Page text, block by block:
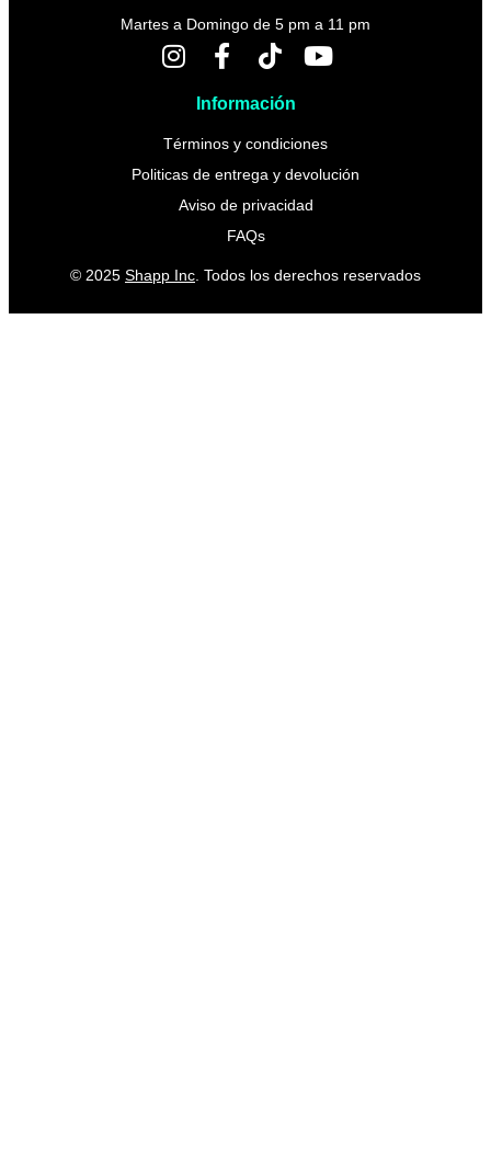
Martes a Domingo de 5 pm a 11 pm
Información
Términos y condiciones
Politicas de entrega y devolución
Aviso de privacidad
FAQs
© 2025 Shapp Inc . Todos los derechos reservados